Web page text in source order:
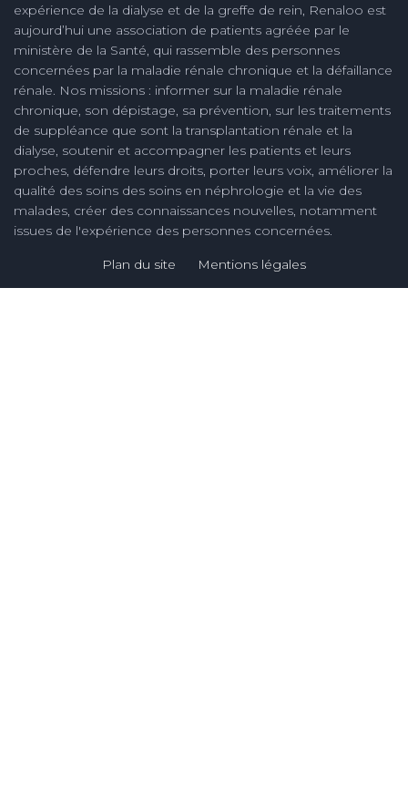
expérience de la dialyse et de la greffe de rein, Renaloo est
aujourd’hui une association de patients agréée par le
ministère de la Santé, qui rassemble des personnes
concernées par la maladie rénale chronique et la défaillance
rénale. Nos missions : informer sur la maladie rénale
chronique, son dépistage, sa prévention, sur les traitements
de suppléance que sont la transplantation rénale et la
dialyse, soutenir et accompagner les patients et leurs
proches, défendre leurs droits, porter leurs voix, améliorer la
qualité des soins des soins en néphrologie et la vie des
malades, créer des connaissances nouvelles, notamment
issues de l'expérience des personnes concernées.
Plan du site Mentions légales